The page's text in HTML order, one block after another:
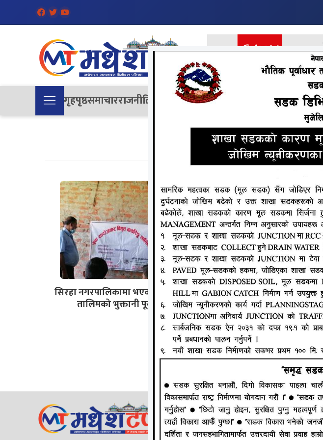
गृहपृष्ठसमाचारराजनीति देश विचार अन्तराष्ट्रियखेलकुद
सिरहा नगरपालिकामा
सिरहा नगरपालिकामा भएको अधुरा
तालिमको भुक्तानी पूरा
जानकी न्यूज नेटवर्क
ठेगाना: लक्ष्मीनियाँ -७, मधेश प्रदेश
सम्पर्क नं. : +977-9844100829